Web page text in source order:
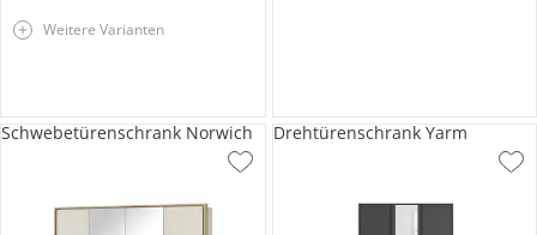
Weitere Varianten
Schwebetürenschrank Norwich Drehtürenschrank Yarm